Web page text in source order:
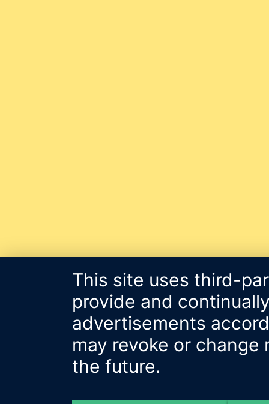
This site uses third-
provide and
advertisements
may revoke or
the future.